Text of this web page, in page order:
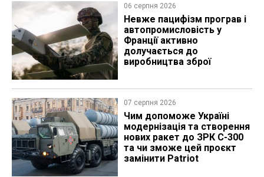
06 серпня 2026
Невже пацифізм програв і
автопромисловість у
Франції активно
долучається до
виробництва зброї
07 серпня 2026
Чим допоможе Україні
модернізація та створення
нових ракет до ЗРК С-300
та чи зможе цей проєкт
замінити Patriot